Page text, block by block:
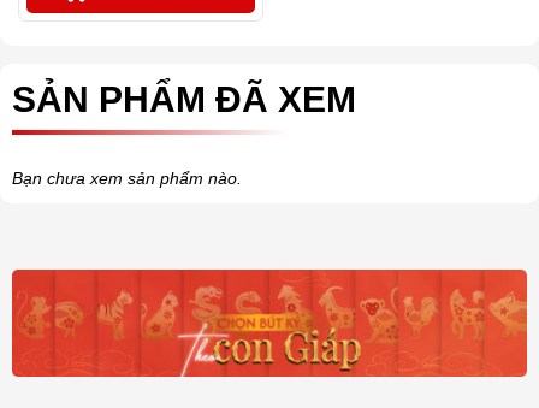
SẢN PHẨM ĐÃ XEM
Bạn chưa xem sản phẩm nào.